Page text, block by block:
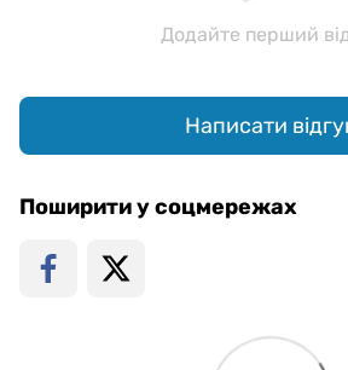
Додайте перший
Написати
Поширити у соцмережах